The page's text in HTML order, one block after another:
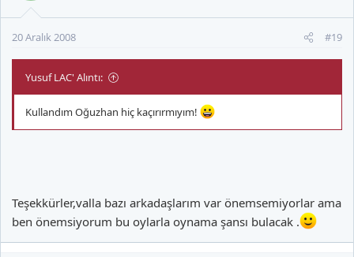
20 Aralık 2008 #19
Yusuf LAC' Alıntı:
Kullandım Oğuzhan hiç kaçırırmıyım!
Teşekkürler,valla bazı arkadaşlarım var önemsemiyorlar ama
ben önemsiyorum bu oylarla oynama şansı bulacak .